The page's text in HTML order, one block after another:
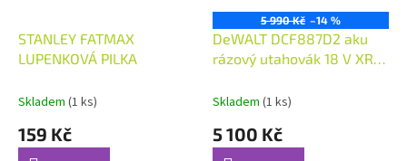
STANLEY FATMAX
LUPENKOVÁ PILKA
Skladem (1 ks)
159 Kč
5 990 Kč –14 %
DeWALT DCF887D2 aku
rázový utahovák 18 V XR
Skladem (1 ks)
5 100 Kč